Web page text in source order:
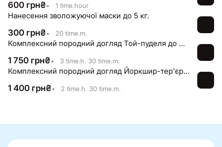
600 грн₴• 1 time.hour
Нанесення зволожуючої маски до 5 кг.
300 грн₴• 20 time.m.
Комплексний породний догляд Той-пуделя до 4 кг.
1 750 грн₴• 3 time.h. 30 time.m.
Комплексний породний догляд Йоркшир-тер'єр до 4 кг.
1 400 грн₴• 2 time.h. 30 time.m.